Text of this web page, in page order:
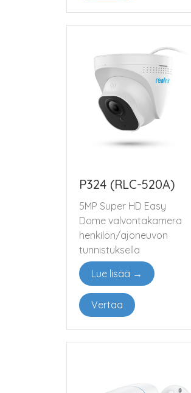
P324 (RLC-520A)
5MP Super HD Easy
Dome valvontakamera
henkilön/ajoneuvon
tunnistuksella
Lue lisää →
Vertaa